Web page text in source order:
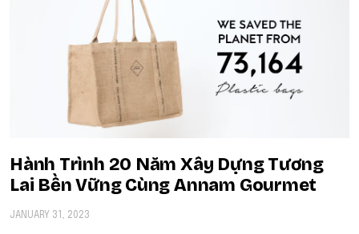
Hành Trình 20 Năm Xây Dựng Tương
Lai Bền Vững Cùng Annam Gourmet
JANUARY 31, 2023